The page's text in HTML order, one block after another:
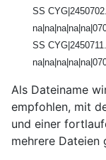
SS
SS
Als Dateiname
empfohlen, mit
und einer
mehrere Dateien